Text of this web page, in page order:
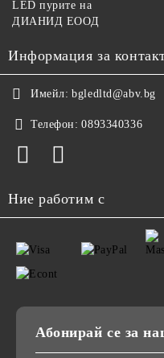
LED пурите на
ДИАНИД ЕООД
Информация за
Имейл: bgledltd@abv.bg
Телефон: 0893340336
Ние работим с
Абонирай се за